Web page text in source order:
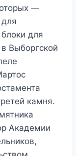
—
для
Выборгской
камня.
Академии